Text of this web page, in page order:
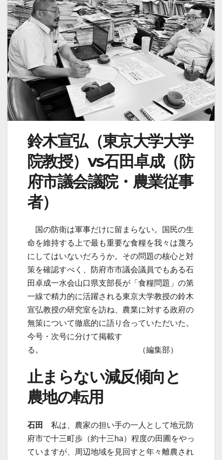
鈴木宣弘（東京大学大学
院教授）vs石田卓成（防
府市議会議院・農業従事
者）
国の防衛は軍事だけに留まらない。国民の生
命を維持する上で最も重要な食糧を我々は蔑ろ
にしてはいないだろうか。その問題の核心と対
策を確認すべく、防府市市議会議員でもある石
田卓成一水会山口県支部長が「食糧問題」の第
一線で精力的に活躍される東京大学教授の鈴木
宣弘教授の研究室を訪ね、農業に対する政府の
無策について徹底的に語り合っていただいた。
今号・次号に分けて掲載す
る。 （編集部）
止まらない減反傾向と
農地の転用
石田
私は、農家の担い手の一人として地元防
府市で十三町歩（約十三ha）程度の田圃をやっ
ていますが、周辺地域を見回すと年々離農され